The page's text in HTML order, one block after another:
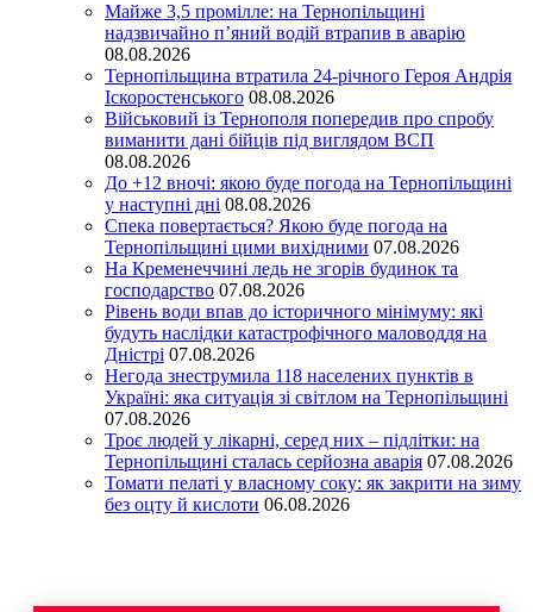
Майже 3,5 промілле: на Тернопільщині
надзвичайно п’яний водій втрапив в аварію
08.08.2026
Тернопільщина втратила 24-річного Героя Андрія
Іскоростенського 08.08.2026
Військовий із Тернополя попередив про спробу
виманити дані бійців під виглядом ВСП
08.08.2026
До +12 вночі: якою буде погода на Тернопільщині
у наступні дні 08.08.2026
Спека повертається? Якою буде погода на
Тернопільщині цими вихідними 07.08.2026
На Кременеччині ледь не згорів будинок та
господарство 07.08.2026
Рівень води впав до історичного мінімуму: які
будуть наслідки катастрофічного маловоддя на
Дністрі 07.08.2026
Негода знеструмила 118 населених пунктів в
Україні: яка ситуація зі світлом на Тернопільщині
07.08.2026
Троє людей у лікарні, серед них – підлітки: на
Тернопільщині сталась серйозна аварія 07.08.2026
Томати пелаті у власному соку: як закрити на зиму
без оцту й кислоти 06.08.2026